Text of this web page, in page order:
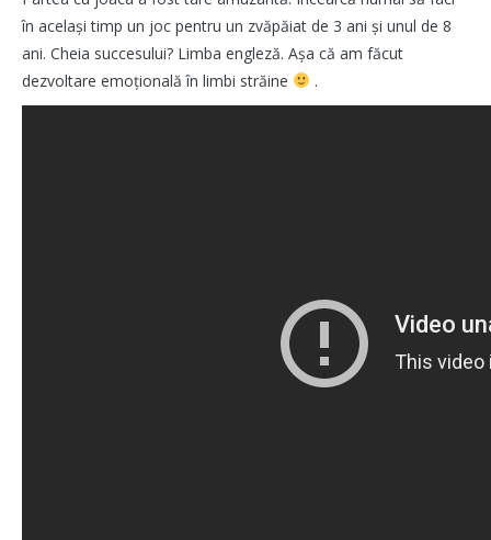
în același timp un joc pentru un zvăpăiat de 3 ani și unul de 8
ani. Cheia succesului? Limba engleză. Așa că am făcut
dezvoltare emoțională în limbi străine
.